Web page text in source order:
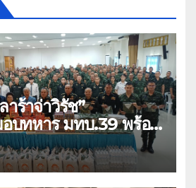
ร้าจ่าวิรัช”
บทหาร มทบ.39 พร้อม
ตัว